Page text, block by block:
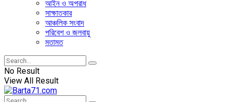
আইন ও অপরাধ
সাক্ষাতকার
আঞ্চলিক সংবাদ
পরিবেশ ও জলবায়ু
মতামত
No Result
View All Result